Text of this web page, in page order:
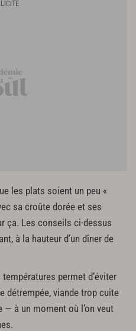
les plats soient un peu «
sa croûte dorée et ses
ça. Les conseils ci-dessus
à la hauteur d’un dîner de
permet d’éviter
détrempée, viande trop cuite
— à un moment où l’on veut